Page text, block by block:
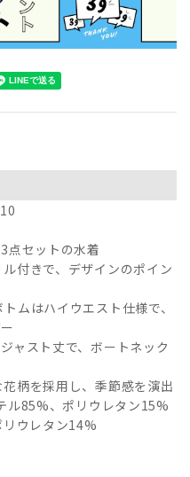
点セットの水着
付きで、デザインのポイン
ムはハイウエスト仕様で、
ャスト丈で、ボートネック
柄を採用し、季節感を演出
ル85%、ポリウレタン15%
ウレタン14%